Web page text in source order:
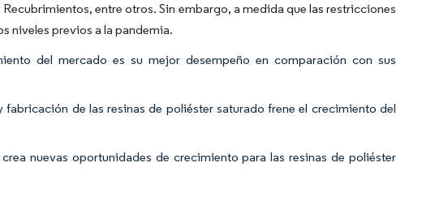
entre otros. Sin embargo, a medida que las restricciones
niveles previos a la pandemia.
del mercado es su mejor desempeño en comparación con sus
de las resinas de poliéster saturado frene el crecimiento del
nuevas oportunidades de crecimiento para las resinas de poliéster